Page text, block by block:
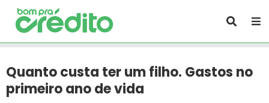
Quanto custa ter um filho. Gastos no
primeiro ano de vida